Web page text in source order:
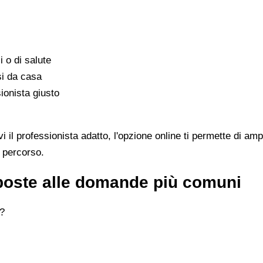
o di salute
da casa
giusto
il professionista adatto, l'opzione online ti permette di
alle domande più comuni